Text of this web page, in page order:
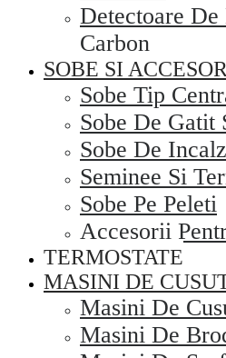
Detectoare
Carbon
SOBE SI
Sobe Tip
Sobe De Gatit
Sobe De
Seminee Si
Sobe Pe Peleti
Accesorii
TERMOSTATE
MASINI DE
Masini De
Masini De